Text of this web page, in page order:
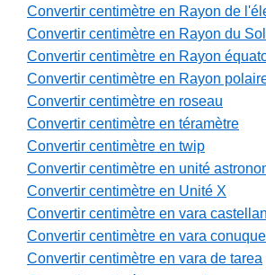
Convertir centimètre en Rayon de
Convertir centimètre en Rayon du
Convertir centimètre en Rayon
Convertir centimètre en Rayon
Convertir centimètre en roseau
Convertir centimètre en téramètre
Convertir centimètre en twip
Convertir centimètre en unité
Convertir centimètre en Unité X
Convertir centimètre en vara
Convertir centimètre en vara
Convertir centimètre en vara de tarea